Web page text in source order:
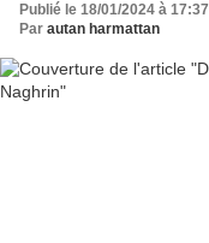
Publié le 18/01/2024 à 17:37
Par autan harmattan